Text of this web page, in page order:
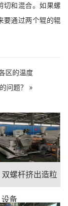
切和混合。如果螺
要通过两个辊的辊
区的温度
问题？ »
螺杆挤出造粒
设备